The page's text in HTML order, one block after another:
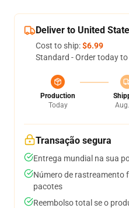
Deliver to United
Cost to ship:$6.99
Standard - Order today
Production
Today
Transação segura
Entrega mundial na sua
Número de rastreamento
pacotes
Reembolso total se o